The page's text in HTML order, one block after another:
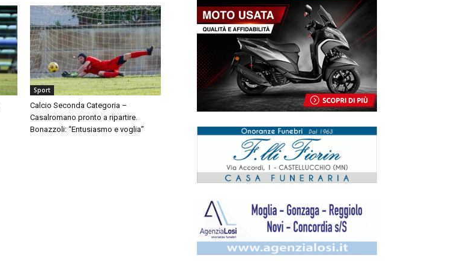
Sport
Calcio Seconda Categoria –
Casalromano pronto a ripartire.
Bonazzoli: “Entusiasmo e voglia”